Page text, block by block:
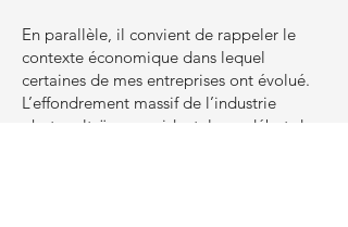
En parallèle, il convient de rappeler le
contexte économique dans lequel
certaines de mes entreprises ont évolué.
L’effondrement massif de l’industrie
photovoltaïque occidentale au début des